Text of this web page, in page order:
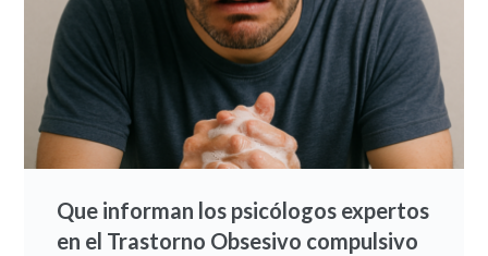
Que informan los psicólogos expertos
en el Trastorno Obsesivo compulsivo